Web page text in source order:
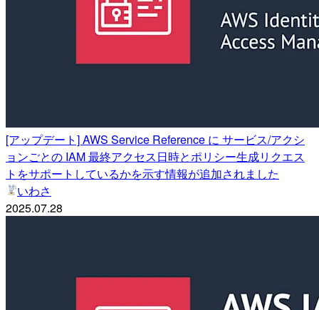
[アップデート] AWS Service Reference に サービス/アクシ
ョンごとの IAM 最終アクセス日時とポリシー生成リクエス
トをサポートしているかを示す情報が追加されました
いわさ
2025.07.28